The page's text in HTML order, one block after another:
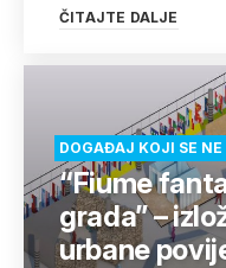
ČITAJTE DALJE
DOGAĐAJ KOJI SE NE
“Fiume
grada” –
urbane